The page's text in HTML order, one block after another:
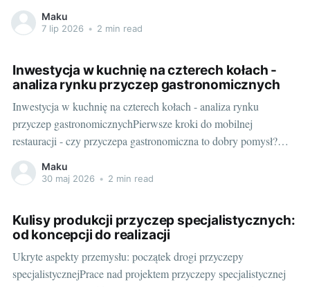
rynkowej. Nieraz zdarza się, że niedoświadczeni klienci padają
ofiarą nieuczciwych sprzedawców. Właśnie dlatego tak cenna
Maku
7 lip 2026 • 2 min read
Inwestycja w kuchnię na czterech kołach -
analiza rynku przyczep gastronomicznych
Inwestycja w kuchnię na czterech kołach - analiza rynku
przyczep gastronomicznychPierwsze kroki do mobilnej
restauracji - czy przyczepa gastronomiczna to dobry pomysł?
Marzysz o prowadzeniu własnej restauracji, ale pełna stacjonarna
inwestycja to dla Ciebie zbyt duże ryzyko? Przyczepa
Maku
30 maj 2026 • 2 min read
Kulisy produkcji przyczep specjalistycznych:
od koncepcji do realizacji
Ukryte aspekty przemysłu: początek drogi przyczepy
specjalistycznejPrace nad projektem przyczepy specjalistycznej